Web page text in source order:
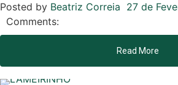
Posted by Beatriz Correia 27 de
Comments:
Read More